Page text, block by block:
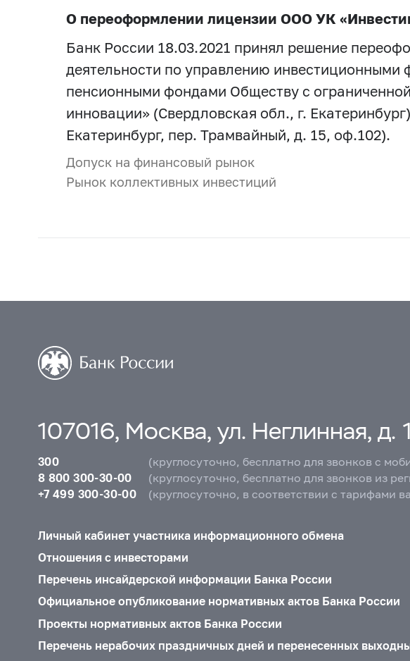
О переоформлении лицензии ООО УК
Банк России 18.03.2021 принял решение
деятельности по управлению
пенсионными фондами Обществу с
инновации» (Свердловская обл., г.
Екатеринбург, пер. Трамвайный, д. 15, оф.102).
Допуск на финансовый рынок
Рынок коллективных инвестиций
107016, Москва, ул. Неглинная, д.
300
(круглосуточно, бесплатно для звонков с
8 800 300-30-00
(круглосуточно, бесплатно для звонков из
+7 499 300-30-00
(круглосуточно, в соответствии с тарифами
Личный кабинет участника информационного обмена
Отношения с инвесторами
Перечень инсайдерской информации Банка России
Официальное опубликование нормативных актов Банка России
Проекты нормативных актов Банка России
Перечень нерабочих праздничных дней и перенесенных